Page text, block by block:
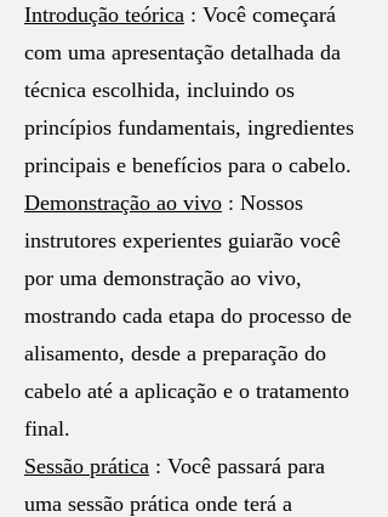
Introdução teórica : Você começará
com uma apresentação detalhada da
técnica escolhida, incluindo os
princípios fundamentais, ingredientes
principais e benefícios para o cabelo.
Demonstração ao vivo : Nossos
instrutores experientes guiarão você
por uma demonstração ao vivo,
mostrando cada etapa do processo de
alisamento, desde a preparação do
cabelo até a aplicação e o tratamento
final.
Sessão prática : Você passará para
uma sessão prática onde terá a